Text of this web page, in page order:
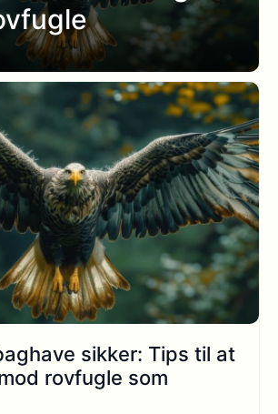
sikker: Tips til at
rovfugle som